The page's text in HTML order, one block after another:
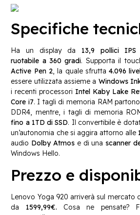
Specifiche
Ha un display da 13,9 pollici IPS
ruotabile a 360 gradi. Supporta il
Active Pen 2, la quale sfrutta4.096
essere utilizzata assieme a Windows
i recenti processori Intel Kaby Lake
Core i7. I tagli di memoria RAM
DDR4, mentre, i tagli di memoria
fino a 1TD di SSD. Il convertibile è
un’autonomia che si aggira attorno alle
audio Dolby Atmos e di una scanner
Windows Hello.
Prezzo e
Lenovo Yoga 920 arriverà sul mercato
da 1599,99€. Cosa ne pensate?